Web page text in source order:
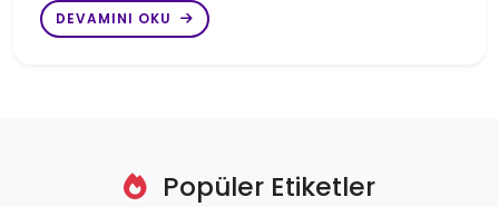
DEVAMINI OKU
Popüler Etiketler